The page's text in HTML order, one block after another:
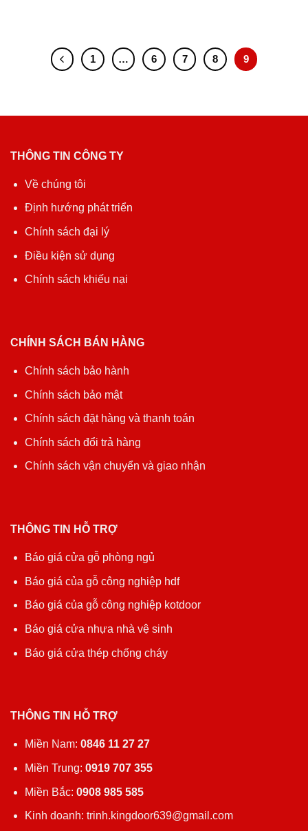
1 … 6 7 8 9
THÔNG TIN CÔNG TY
Về chúng tôi
Định hướng phát triển
Chính sách đại lý
Điều kiện sử dụng
Chính sách khiếu nại
CHÍNH SÁCH BÁN HÀNG
Chính sách bảo hành
Chính sách bảo mật
Chính sách đặt hàng và thanh toán
Chính sách đổi trả hàng
Chính sách vận chuyển và giao nhận
THÔNG TIN HỖ TRỢ
Báo giá cửa gỗ phòng ngủ
Báo giá của gỗ công nghiệp hdf
Báo giá của gỗ công nghiệp kotdoor
Báo giá cửa nhựa nhà vệ sinh
Báo giá cửa thép chống cháy
THÔNG TIN HỖ TRỢ
Miền Nam: 0846 11 27 27
Miền Trung: 0919 707 355
Miền Bắc: 0908 985 585
Kinh doanh: trinh.kingdoor639@gmail.com